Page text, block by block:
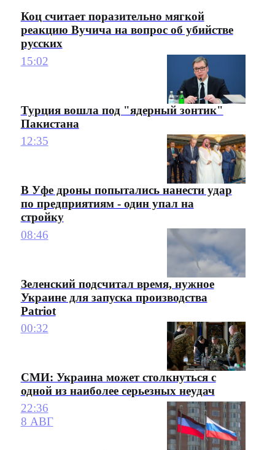
Коц считает поразительно мягкой
реакцию Вучича на вопрос об убийстве
русских
15:02
Турция вошла под "ядерный зонтик"
Пакистана
12:35
В Уфе дроны попытались нанести удар
по предприятиям - один упал на
стройку
08:46
Зеленский подсчитал время, нужное
Украине для запуска производства
Patriot
00:32
СМИ: Украина может столкнуться с
одной из наиболее серьезных неудач
22:36
8 АВГ